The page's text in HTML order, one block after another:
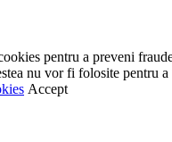
pentru a preveni
nu vor fi folosite pentru
Accept